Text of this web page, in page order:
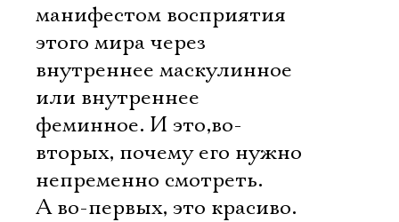
манифестом восприятия
этого мира через
внутреннее маскулинное
или внутреннее
феминное. И это,во-
вторых, почему его нужно
непременно смотреть.
А во-первых, это красиво.